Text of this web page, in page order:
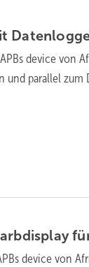
device von
und parallel zum
device von